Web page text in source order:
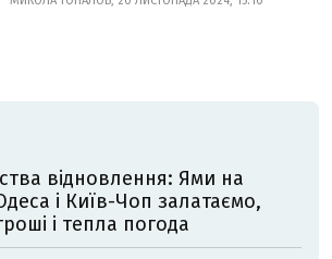
відновлення: Ями на
і Київ-Чоп залатаємо,
і тепла погода